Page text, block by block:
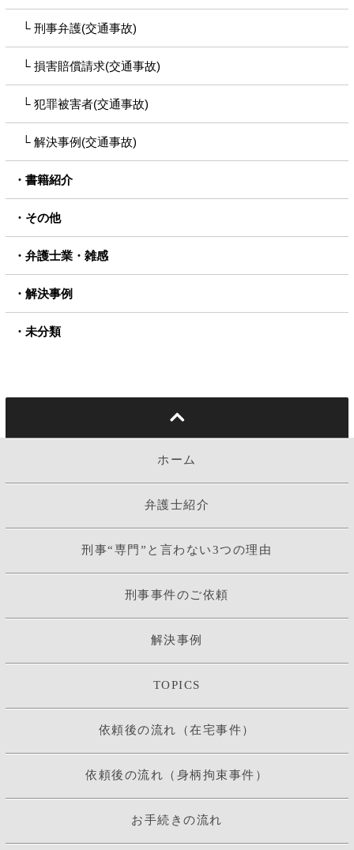
刑事弁護(交通事故)
損害賠償請求(交通事故)
犯罪被害者(交通事故)
解決事例(交通事故)
書籍紹介
その他
弁護士業・雑感
解決事例
未分類
ホーム
弁護士紹介
刑事“専門”と言わない3つの理由
刑事事件のご依頼
解決事例
TOPICS
依頼後の流れ（在宅事件）
依頼後の流れ（身柄拘束事件）
お手続きの流れ